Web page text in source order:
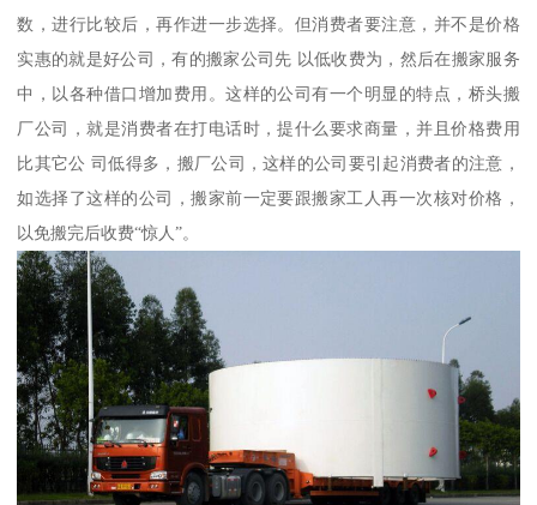
数，进行比较后，再作进一步选择。但消费者要注意，并不是价格
实惠的就是好公司，有的搬家公司先 以低收费为，然后在搬家服务
中，以各种借口增加费用。这样的公司有一个明显的特点，桥头搬
厂公司，就是消费者在打电话时，提什么要求商量，并且价格费用
比其它公 司低得多，搬厂公司，这样的公司要引起消费者的注意，
如选择了这样的公司，搬家前一定要跟搬家工人再一次核对价格，
以免搬完后收费“惊人”。